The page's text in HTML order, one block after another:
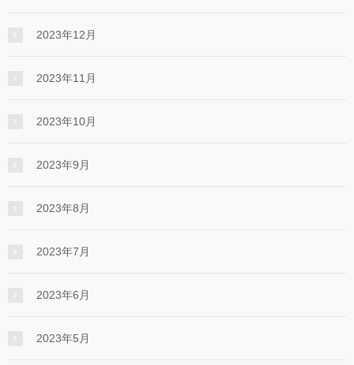
2023年12月
2023年11月
2023年10月
2023年9月
2023年8月
2023年7月
2023年6月
2023年5月